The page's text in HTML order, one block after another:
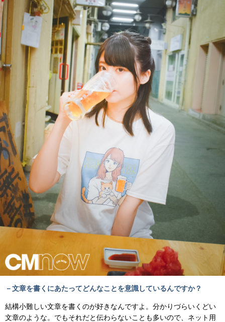
－文章を書くにあたってどんなことを意識しているんですか？
結構小難しい文章を書くのが好きなんですよ。分かりづらいくどい
文章のような。でもそれだと伝わらないことも多いので、ネット用